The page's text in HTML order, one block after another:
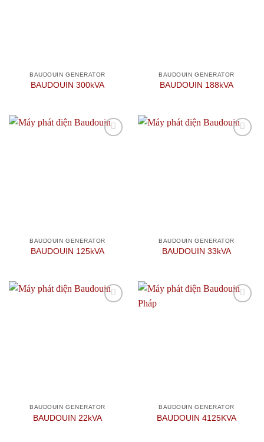
BAUDOUIN GENERATOR
BAUDOUIN 300kVA
BAUDOUIN GENERATOR
BAUDOUIN 188kVA
BAUDOUIN GENERATOR
BAUDOUIN 125kVA
BAUDOUIN GENERATOR
BAUDOUIN 33kVA
BAUDOUIN GENERATOR
BAUDOUIN 22kVA
BAUDOUIN GENERATOR
BAUDOUIN 4125KVA